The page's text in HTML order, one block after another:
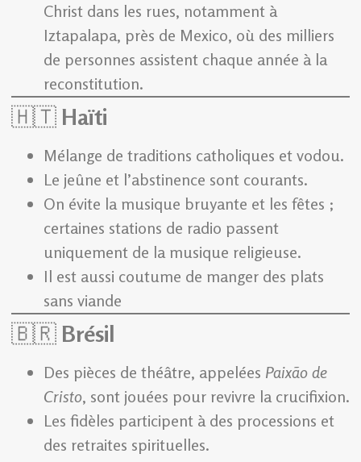
Christ dans les rues, notamment à
Iztapalapa, près de Mexico, où des milliers
de personnes assistent chaque année à la
reconstitution.
🇭🇹 Haïti
Mélange de traditions catholiques et vodou.
Le jeûne et l’abstinence sont courants.
On évite la musique bruyante et les fêtes ;
certaines stations de radio passent
uniquement de la musique religieuse.
Il est aussi coutume de manger des plats
sans viande
🇧🇷 Brésil
Des pièces de théâtre, appelées Paixão de
Cristo, sont jouées pour revivre la crucifixion.
Les fidèles participent à des processions et
des retraites spirituelles.